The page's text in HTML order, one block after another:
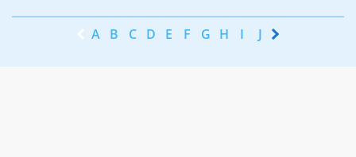
A B C D E F G H I J K